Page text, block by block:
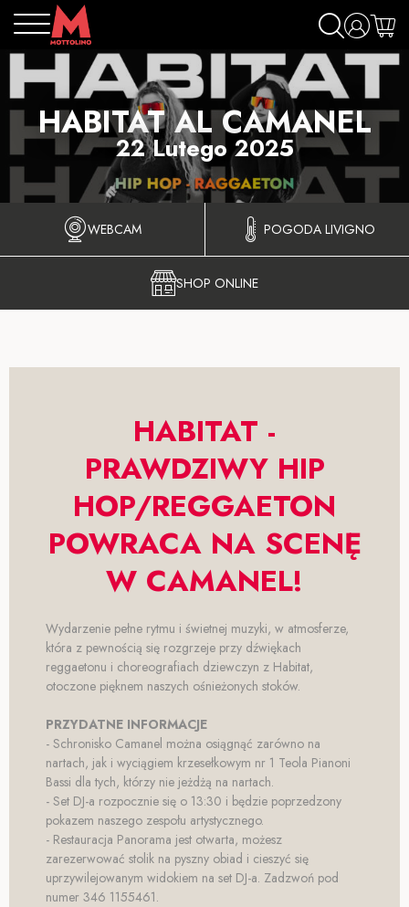
HABITAT AL CAMANEL
22 Lutego 2025
WEBCAM POGODA LIVIGNO
SHOP ONLINE
HABITAT -
PRAWDZIWY HIP
HOP/REGGAETON
POWRACA NA SCENĘ
W CAMANEL!
Wydarzenie pełne rytmu i świetnej muzyki, w atmosferze,
która z pewnością się rozgrzeje przy dźwiękach
reggaetonu i choreografiach dziewczyn z Habitat,
otoczone pięknem naszych ośnieżonych stoków.
PRZYDATNE INFORMACJE
- Schronisko Camanel można osiągnąć zarówno na
nartach, jak i wyciągiem krzesełkowym nr 1 Teola Pianoni
Bassi dla tych, którzy nie jeżdżą na nartach.
- Set DJ-a rozpocznie się o 13:30 i będzie poprzedzony
pokazem naszego zespołu artystycznego.
- Restauracja Panorama jest otwarta, możesz
zarezerwować stolik na pyszny obiad i cieszyć się
uprzywilejowanym widokiem na set DJ-a. Zadzwoń pod
numer 346 1155461.